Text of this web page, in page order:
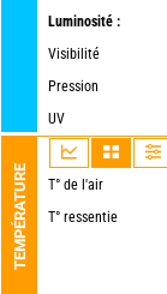
Luminosité :
Visibilité
Pression
UV
TEMPÉRATURE T° de l'air
T° ressentie